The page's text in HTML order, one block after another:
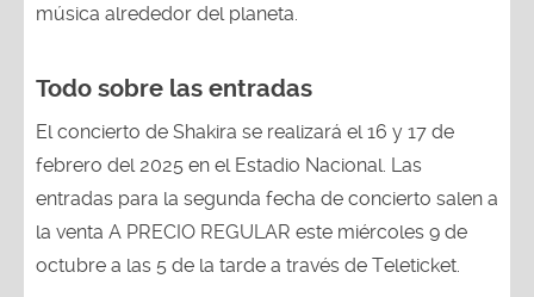
música alrededor del planeta.
Todo sobre las entradas
El concierto de Shakira se realizará el 16 y 17 de
febrero del 2025 en el Estadio Nacional. Las
entradas para la segunda fecha de concierto salen a
la venta A PRECIO REGULAR este miércoles 9 de
octubre a las 5 de la tarde a través de Teleticket.